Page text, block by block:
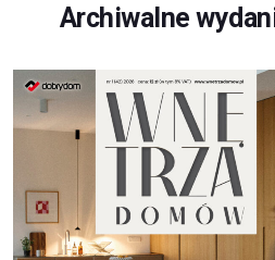
Archiwalne